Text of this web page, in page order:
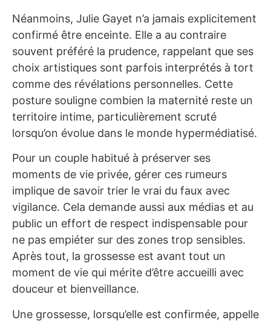
Néanmoins, Julie Gayet n’a jamais explicitement
confirmé être enceinte. Elle a au contraire
souvent préféré la prudence, rappelant que ses
choix artistiques sont parfois interprétés à tort
comme des révélations personnelles. Cette
posture souligne combien la maternité reste un
territoire intime, particulièrement scruté
lorsqu’on évolue dans le monde hypermédiatisé.
Pour un couple habitué à préserver ses
moments de vie privée, gérer ces rumeurs
implique de savoir trier le vrai du faux avec
vigilance. Cela demande aussi aux médias et au
public un effort de respect indispensable pour
ne pas empiéter sur des zones trop sensibles.
Après tout, la grossesse est avant tout un
moment de vie qui mérite d’être accueilli avec
douceur et bienveillance.
Une grossesse, lorsqu’elle est confirmée, appelle